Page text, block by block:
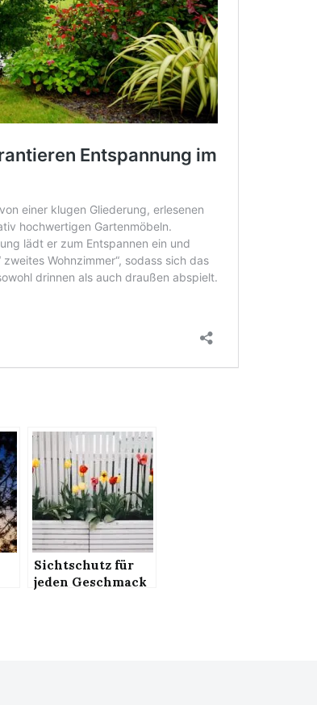
Sichtschutz für
jeden Geschmack